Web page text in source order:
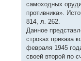
самоходных
противника».
814, л. 262.
Данное
строках приказа
февраля 1945
своей второй по